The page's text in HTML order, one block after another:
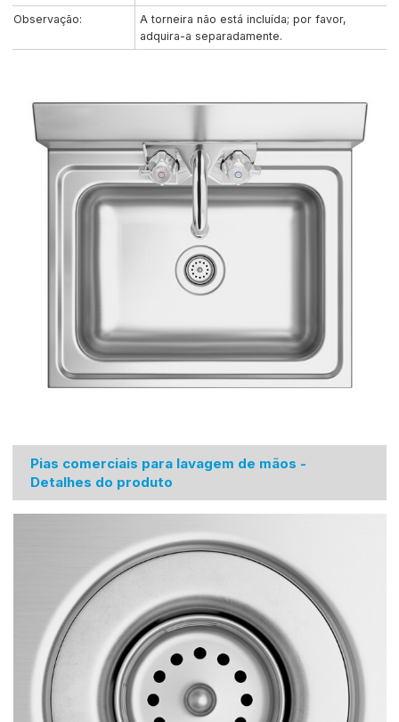
Observação:
A torneira não está incluída; por favor,
adquira-a separadamente.
Pias comerciais para lavagem de mãos -
Detalhes do produto